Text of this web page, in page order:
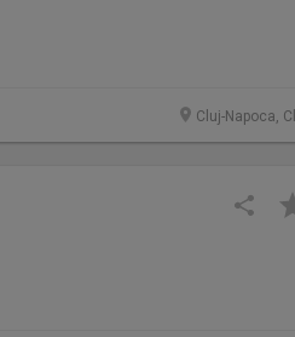
Cluj-Napoca,